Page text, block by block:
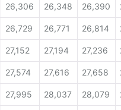
26,306 26,348 26,390
26,729 26,771 26,814
27,152 27,194 27,236
27,574 27,616 27,658
27,995 28,037 28,079